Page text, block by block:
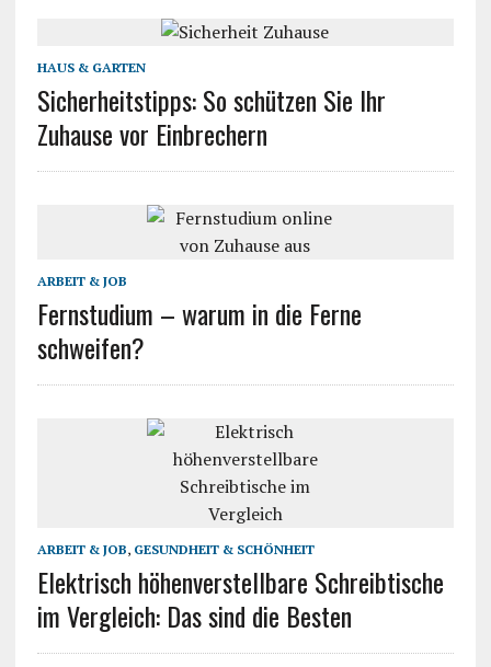
HAUS & GARTEN
Sicherheitstipps: So schützen Sie Ihr
Zuhause vor Einbrechern
ARBEIT & JOB
Fernstudium – warum in die Ferne
schweifen?
ARBEIT & JOB, GESUNDHEIT & SCHÖNHEIT
Elektrisch höhenverstellbare Schreibtische
im Vergleich: Das sind die Besten